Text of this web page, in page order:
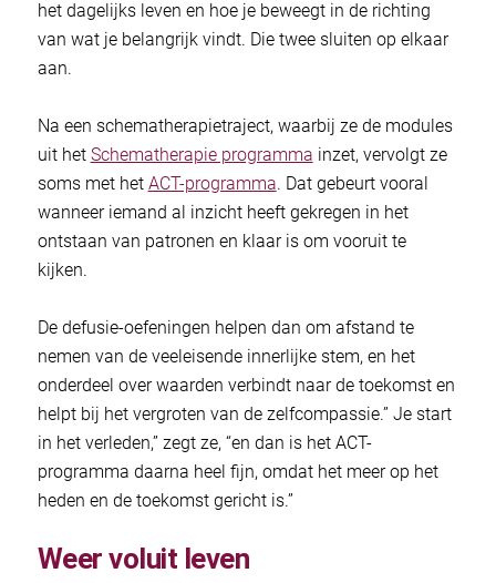
het dagelijks leven en hoe je beweegt in de richting
van wat je belangrijk vindt. Die twee sluiten op elkaar
aan.
Na een schematherapietraject, waarbij ze de modules
uit het Schematherapie programma inzet, vervolgt ze
soms met het ACT-programma. Dat gebeurt vooral
wanneer iemand al inzicht heeft gekregen in het
ontstaan van patronen en klaar is om vooruit te
kijken.
De defusie-oefeningen helpen dan om afstand te
nemen van de veeleisende innerlijke stem, en het
onderdeel over waarden verbindt naar de toekomst en
helpt bij het vergroten van de zelfcompassie.” Je start
in het verleden,” zegt ze, “en dan is het ACT-
programma daarna heel fijn, omdat het meer op het
heden en de toekomst gericht is.”
Weer voluit leven